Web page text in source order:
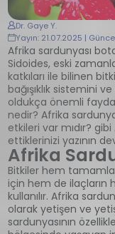
Dr. Gaye Y.
Yayın: 21.07.2025 |
Afrika sardunyası
Sidoides, eski
katkıları ile bilinen
bağışıklık sistemini
oldukça önemli
nedir? Afrika
etkileri var mıdır?
ettiklerinizi yazının
Afrika
Bitkiler hem
için hem de ilaçların
kullanılır. Afrika
olarak yetişen ve
sardunyasının